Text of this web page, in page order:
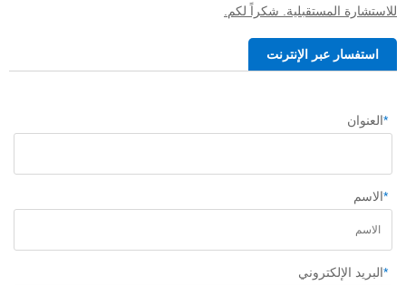
للاستشارة المستقبلية. شكراً لكم.
استفسار عبر الإنترنت
*العنوان
*الاسم
*البريد الإلكتروني